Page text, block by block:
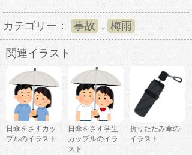
カテゴリー： 事故 , 梅雨
関連イラスト
日傘をさすカッ
プルのイラスト
日傘をさす学生
カップルのイラ
スト
折りたたみ傘の
イラスト